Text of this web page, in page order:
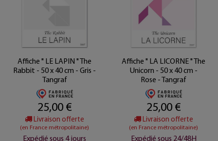
Affiche " LE LAPIN " The
Rabbit - 50 x 40 cm - Gris -
Tangraf
25,00 €
Livraison offerte
(en France métropolitaine)
Expédié sous 4 jours
Affiche " LA LICORNE " The
Unicorn - 50 x 40 cm -
Rose - Tangraf
25,00 €
Livraison offerte
(en France métropolitaine)
Expédié sous 24/48H